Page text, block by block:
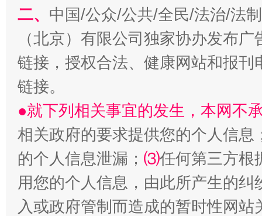
“刷贴”乱象丛生
生
二、 中国/公众/公共/全民/法治/法
（北京）有限公司独家协办发布
链接，授权合法、健康网站和报
链接。
●就下列相关事宜的发生，本网不
相关政府的要求提供您的个人信息
的个人信息泄漏； ⑶任何第三方根
用您的个人信息，由此所产生的纠
入或政府管制而造成的暂时性网